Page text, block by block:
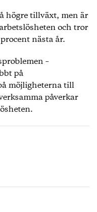
högre tillväxt, men är
och tror
nästa år.
–
på
möjligheterna till
påverkar